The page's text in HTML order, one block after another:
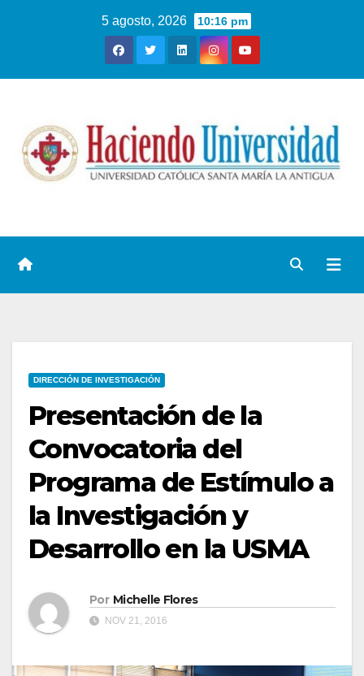
5 agosto, 2026 10:16 pm
DIRECCIÓN DE INVESTIGACIÓN
Presentación de la
Convocatoria del
Programa de Estímulo a
la Investigación y
Desarrollo en la USMA
Por Michelle Flores
NOV 21, 2016